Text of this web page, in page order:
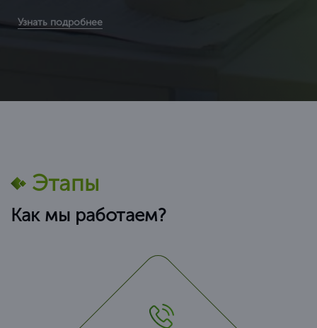
являемся федеральной компанией и можем позволить
Узнать подробнее
Этапы
Как мы работаем?